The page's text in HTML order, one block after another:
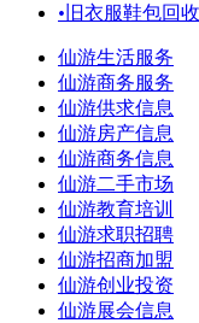
• 旧衣服鞋包回
仙游生活服务
仙游商务服务
仙游供求信息
仙游房产信息
仙游商务信息
仙游二手市场
仙游教育培训
仙游求职招聘
仙游招商加盟
仙游创业投资
仙游展会信息